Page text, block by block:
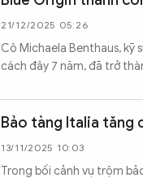
21/12/2025 05:26
Cô Michaela Benthaus, kỹ
cách đây 7 năm, đã trở
Bảo tàng Italia tăng
13/11/2025 10:03
Trong bối cảnh vụ trộm